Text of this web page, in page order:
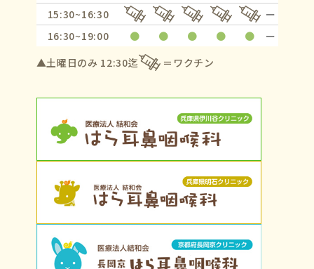
15:30~16:30
ー
16:30~19:00
● ● ● ● ●
ー
▲土曜日のみ 12:30迄
ワクチン